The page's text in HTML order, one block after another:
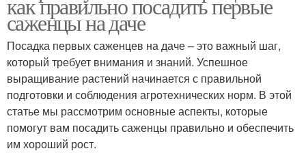
как правильно посадить первые
саженцы на даче
Посадка первых саженцев на даче – это важный шаг,
который требует внимания и знаний. Успешное
выращивание растений начинается с правильной
подготовки и соблюдения агротехнических норм. В этой
статье мы рассмотрим основные аспекты, которые
помогут вам посадить саженцы правильно и обеспечить
им хороший рост.